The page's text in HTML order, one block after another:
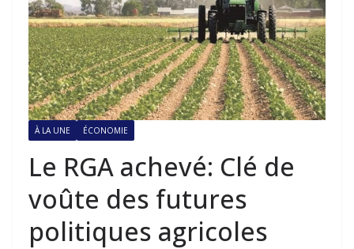
À LA UNE ÉCONOMIE
Le RGA achevé: Clé de
voûte des futures
politiques agricoles